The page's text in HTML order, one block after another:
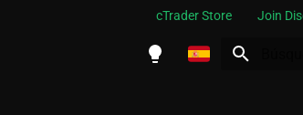
cTrader Store Join